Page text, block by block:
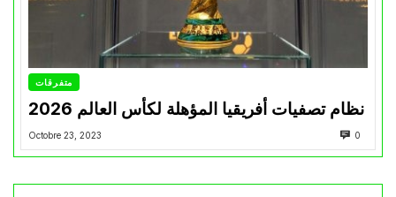
متفرقات
نظام تصفيات أفريقيا المؤهلة لكأس العالم 2026
Octobre 23, 2023 0